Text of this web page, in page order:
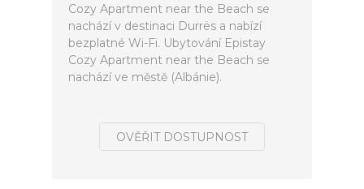
Cozy Apartment near the Beach se
nachází v destinaci Durrës a nabízí
bezplatné Wi-Fi. Ubytování Epistay
Cozy Apartment near the Beach se
nachází ve městě (Albánie).
OVĚŘIT DOSTUPNOST